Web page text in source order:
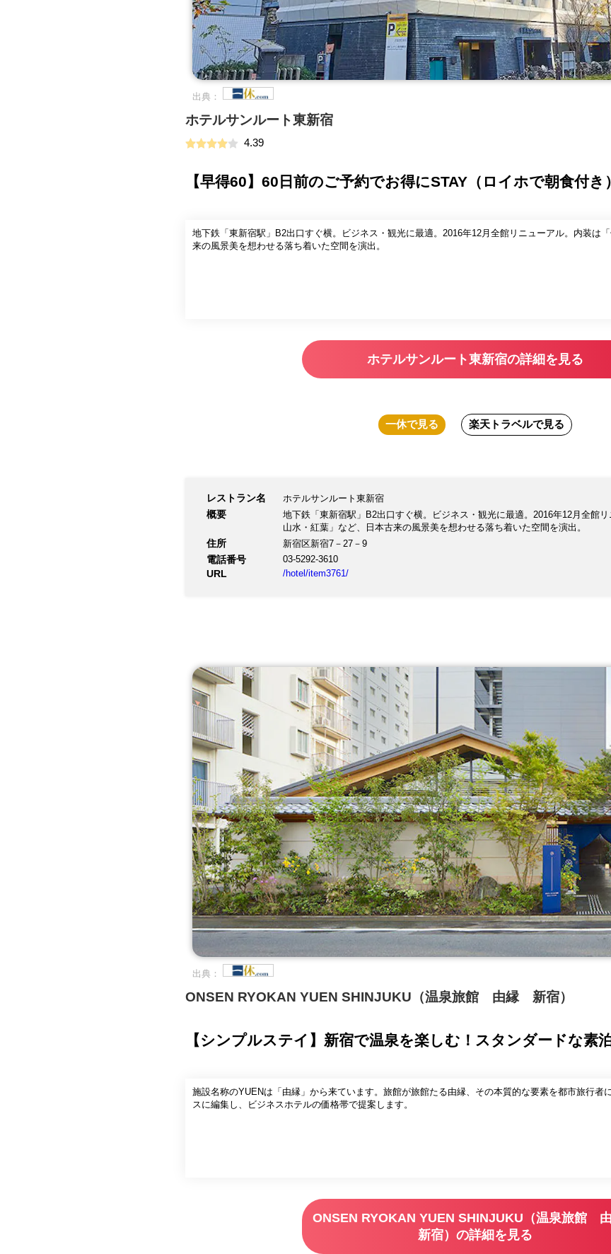
出典：
ホテルサンルート東新宿
4.39
【早得60】60日前のご予約でお得にSTAY（ロイホで朝食付き）
地下鉄「東新宿駅」B2出口すぐ横。ビジネス・観光に最適。2016年12月全館リニューアル。内装は
来の風景美を想わせる落ち着いた空間を演出。
ホテルサンルート東新宿の詳細を見る
一休で見る 楽天トラベルで見る
レストラン名 ホテルサンルート東新宿
概要
地下鉄「東新宿駅」B2出口すぐ横。ビジネス・観光に最適。2016年12月全館
山水・紅葉」など、日本古来の風景美を想わせる落ち着いた空間を演出。
住所 新宿区新宿7－27－9
電話番号 03-5292-3610
URL /hotel/item3761/
出典：
ONSEN RYOKAN YUEN SHINJUKU（温泉旅館 由縁 新宿）
【シンプルステイ】新宿で温泉を楽しむ！スタンダードな素
施設名称のYUENは「由縁」から来ています。旅館が旅館たる由縁、その本質的な要素を都市旅行者
スに編集し、ビジネスホテルの価格帯で提案します。
ONSEN RYOKAN YUEN SHINJUKU（温泉旅館
新宿）の詳細を見る